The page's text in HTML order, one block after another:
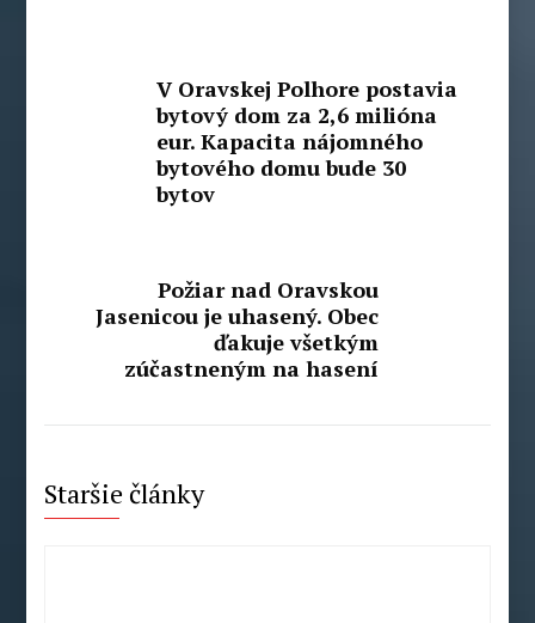
V Oravskej Polhore postavia
bytový dom za 2,6 milióna
eur. Kapacita nájomného
bytového domu bude 30
bytov
Požiar nad Oravskou
Jasenicou je uhasený. Obec
ďakuje všetkým
zúčastneným na hasení
Staršie články